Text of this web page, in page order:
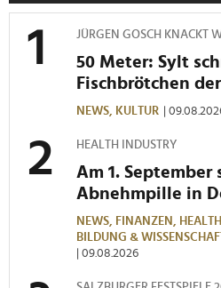
JÜRGEN GOSCH KNACKT
50 Meter: Sylt
Fischbrötchen
NEWS, KULTUR |
HEALTH INDUSTRY
Am 1.
Abnehmpille in
NEWS, FINANZEN, HEALTH,
BILDUNG &
| 09.08.2026